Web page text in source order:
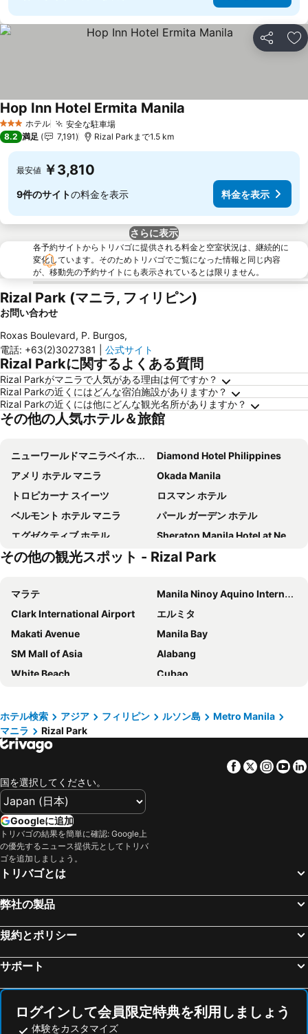
シェア お
3 ホテルのランク
ホテル 安全な駐車場
Hop Inn Hotel Ermita Manila
8.2 満足 7,191 Rizal Parkまで1.5 km
最安値 ￥3,810
9件のサイトの料金を表示 料金を表示
さらに表示
各予約サイトからトリバゴに提供される料金と空室状況は、継続的に
変化しています。そのためトリバゴでご覧になった情報と同じ内容
が、移動先の予約サイトにも表示されているとは限りません。
Rizal Park (マニラ, フィリピン)
お問い合わせ
Roxas Boulevard, P. Burgos,
電話: +63(2)3027381 公式サイト
Rizal Parkに関するよくある質問
Rizal Parkがマニラで人気がある理由は何ですか？
Rizal Parkの近くにはどんな宿泊施設がありますか？
Rizal Parkの近くには他にどんな観光名所がありますか？
その他の人気ホテル＆旅館
ニューワールドマニラベイホテル (旧ハイアットリージェンシーホテル)
Diamond Hotel Philippines
アメリ ホテル マニラ
Okada Manila
トロピカーナ スイーツ
ロスマン ホテル
ベルモント ホテル マニラ
パール ガーデン ホテル
エグゼクティブ ホテル
Sheraton Manila Hotel at Newport World Resorts
オイスター プラザ ホテル
Manila Prince Hotel
Seda Vertis North
Grand Westside Manila Bay
Kingsford Hotel Manila
City Garden Grand Hotel
ニュー ワールド マカティ ホテル
Pacific Bay Grand Suites
Seda Bonifacio Global City Manila
センチュリー パーク ホテル
Red Planet BGC The Fort
City Garden Suites Manila
Urban Travellers Hotel
ザ マニラ ホテル
Hotel Okura Manila at Newport World Resorts
Holiday Inn Express Manila Newport City by IHG
Red Planet Manila Malate Mabini
Hotel101 - Fort
シェラトン・マニラベイ
パール レーン ホテル
Dusit Thani Manila
City of Dreams - Nobu Hotel Manila
シルバー オーク スイート ホテル
Red Planet Makati Avenue Manila
ザ ペニンシュラ マニラ
Armada Hotel Manila
オリエンタル ゼン スイーツ
Slouch Hat Hotel and Restaurant
パラゴン タワー ホテル
Anex Hotel Manila
Airo Hotel Manila
その他の観光スポット - Rizal Park
マラテ
Manila Ninoy Aquino International Airport
Clark International Airport
エルミタ
Makati Avenue
Manila Bay
SM Mall of Asia
Alabang
White Beach
Cubao
Ortigas MRT 3
J Ruiz LRT 2
Subic Bay International Airport
St. Luke's Medical Center
Katipunan Avenue
Manila Ocean Park
Chino Roces Avenue
5th Avenue LRT 1
Divisoria Market
SMX Convention Center
SM Megamall Ortigas Center
Araneta Center MRT 3
SM Sucat Mall
Tayuman LRT 1
Mt. Batulao
R Papa LRT 1
Manila Zoological and Botanical Garden
Gil Puyat LRT 1
Hundred Islands National Park
ホテル検索 アジア フィリピン ルソン島
Metro Manila
マニラ
Rizal Park
Facebook
Twitter
国を選択してください。
Googleに追加
トリバゴの結果を簡単に確認: Google上
の優先するニュース提供元としてトリバ
ゴを追加しましょう。
トリバゴとは
弊社の製品
規約とポリシー
サポート
ログインして会員限定特典を利用しましょう
体験をカスタマイズ